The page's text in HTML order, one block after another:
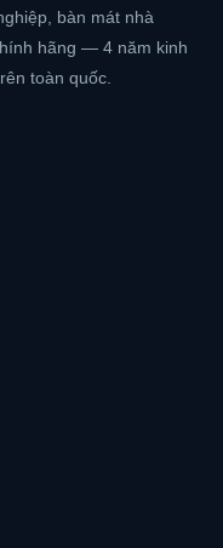
bàn mát nhà
hãng — 4 năm kinh
toàn quốc.